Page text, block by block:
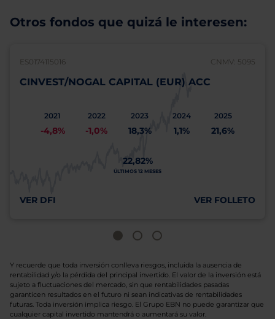
Otros fondos que quizá le interesen:
ES0174115016 CNMV: 5095
CINVEST/NOGAL CAPITAL (EUR) ACC
2021
-4,8%
2022
-1,0%
2023
18,3%
2024
1,1%
2025
21,6%
22,82%
ÚLTIMOS 12 MESES
VER DFI VER FOLLETO
Y recuerde que toda inversión conlleva riesgos, incluida la ausencia de
rentabilidad y/o la pérdida del principal invertido. El valor de la inversión está
sujeto a fluctuaciones del mercado, sin que rentabilidades pasadas
garanticen resultados en el futuro ni sean indicativas de rentabilidades
futuras. Toda inversión implica riesgo. El Grupo EBN no puede garantizar que
cualquier capital invertido mantendrá o aumentará su valor.